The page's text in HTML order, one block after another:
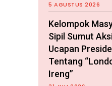
5 AGUSTUS 2026
Kelompok
Sipil Sumut
Ucapan
Tentang
Ireng”